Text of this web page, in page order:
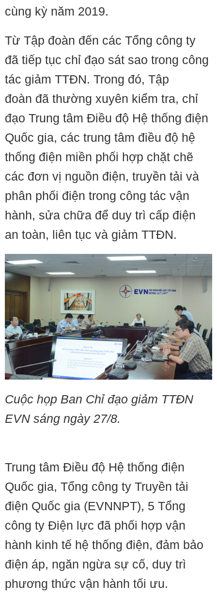
cùng kỳ năm 2019.
Từ Tập đoàn đến các Tổng công ty
đã tiếp tục chỉ đạo sát sao trong công
tác giảm TTĐN. Trong đó, Tập
đoàn đã thường xuyên kiểm tra, chỉ
đạo Trung tâm Điều độ Hệ thống điện
Quốc gia, các trung tâm điều độ hệ
thống điện miền phối hợp chặt chẽ
các đơn vị nguồn điện, truyền tải và
phân phối điện trong công tác vận
hành, sửa chữa để duy trì cấp điện
an toàn, liên tục và giảm TTĐN.
Cuộc họp Ban Chỉ đạo giảm TTĐN
EVN sáng ngày 27/8.
Trung tâm Điều độ Hệ thống điện
Quốc gia, Tổng công ty Truyền tải
điện Quốc gia (EVNNPT), 5 Tổng
công ty Điện lực đã phối hợp vận
hành kinh tế hệ thống điện, đảm bảo
điện áp, ngăn ngừa sự cố, duy trì
phương thức vận hành tối ưu.